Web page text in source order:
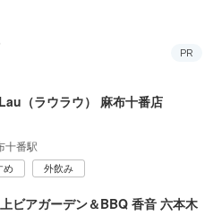
PR
（ラウラウ） 麻布十番店
十番駅
め 外飲み
ビアガーデン＆BBQ 香音 六本木